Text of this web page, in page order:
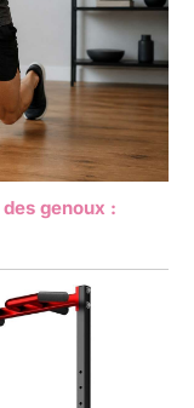
genoux :